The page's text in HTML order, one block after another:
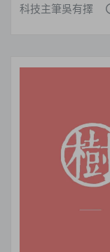
科技主筆吳有擇